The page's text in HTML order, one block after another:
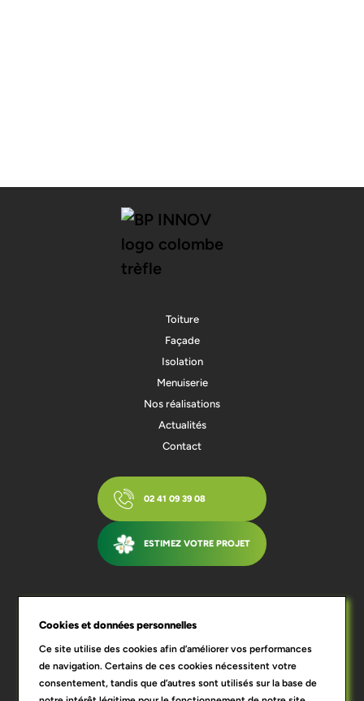
Toiture
Façade
Isolation
Menuiserie
Nos réalisations
Actualités
Contact
02 41 09 39 08
ESTIMEZ VOTRE PROJET
Cookies et données personnelles
Ce site utilise des cookies afin d’améliorer vos performances
de navigation. Certains de ces cookies nécessitent votre
consentement, tandis que d’autres sont utilisés sur la base de